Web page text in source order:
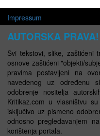
Impressum
AUTORSKA PRAVA!
Svi tekstovi, slike, zaštićeni
osnove zaštićeni "objekti/
pravima postavljeni na
navedenog uz određenu
odobrenje nositelja
Kritikaz.com u vlasništvu
isključivo uz pismeno
odnosno pregledavanjem
korištenja portala.